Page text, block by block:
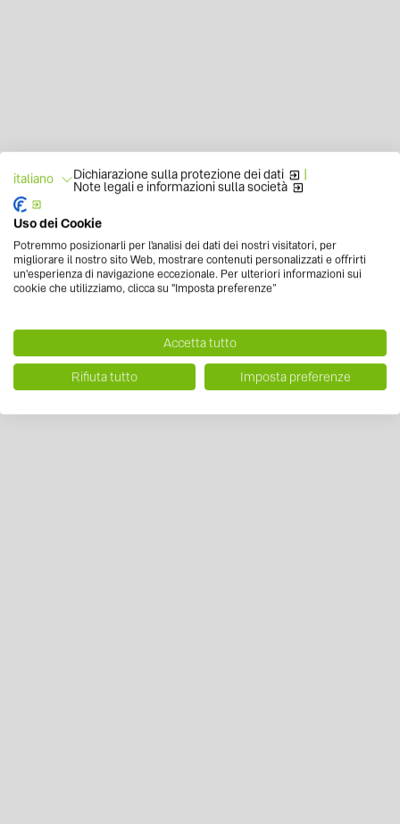
italiano Dichiarazione sulla protezione dei dati |
Note legali e informazioni sulla società
Uso dei Cookie
Potremmo posizionarli per l'analisi dei dati dei nostri visitatori, per
migliorare il nostro sito Web, mostrare contenuti personalizzati e offrirti
un'esperienza di navigazione eccezionale. Per ulteriori informazioni sui
cookie che utilizziamo, clicca su "Imposta preferenze”
Accetta tutto
Rifiuta tutto Imposta preferenze